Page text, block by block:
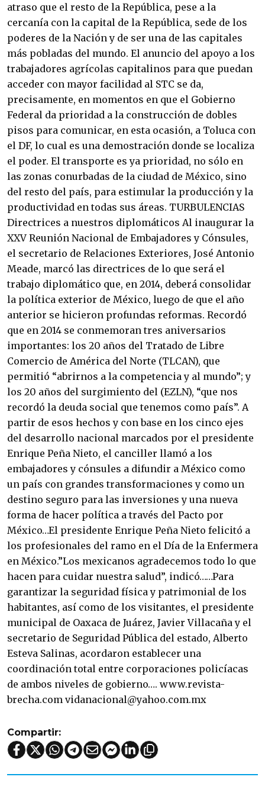
atraso que el resto de la República, pese a la
cercanía con la capital de la República, sede de los
poderes de la Nación y de ser una de las capitales
más pobladas del mundo. El anuncio del apoyo a los
trabajadores agrícolas capitalinos para que puedan
acceder con mayor facilidad al STC se da,
precisamente, en momentos en que el Gobierno
Federal da prioridad a la construcción de dobles
pisos para comunicar, en esta ocasión, a Toluca con
el DF, lo cual es una demostración donde se localiza
el poder. El transporte es ya prioridad, no sólo en
las zonas conurbadas de la ciudad de México, sino
del resto del país, para estimular la producción y la
productividad en todas sus áreas. TURBULENCIAS
Directrices a nuestros diplomáticos Al inaugurar la
XXV Reunión Nacional de Embajadores y Cónsules,
el secretario de Relaciones Exteriores, José Antonio
Meade, marcó las directrices de lo que será el
trabajo diplomático que, en 2014, deberá consolidar
la política exterior de México, luego de que el año
anterior se hicieron profundas reformas. Recordó
que en 2014 se conmemoran tres aniversarios
importantes: los 20 años del Tratado de Libre
Comercio de América del Norte (TLCAN), que
permitió “abrirnos a la competencia y al mundo”; y
los 20 años del surgimiento del (EZLN), “que nos
recordó la deuda social que tenemos como país”. A
partir de esos hechos y con base en los cinco ejes
del desarrollo nacional marcados por el presidente
Enrique Peña Nieto, el canciller llamó a los
embajadores y cónsules a difundir a México como
un país con grandes transformaciones y como un
destino seguro para las inversiones y una nueva
forma de hacer política a través del Pacto por
México…El presidente Enrique Peña Nieto felicitó a
los profesionales del ramo en el Día de la Enfermera
en México.”Los mexicanos agradecemos todo lo que
hacen para cuidar nuestra salud”, indicó……Para
garantizar la seguridad física y patrimonial de los
habitantes, así como de los visitantes, el presidente
municipal de Oaxaca de Juárez, Javier Villacaña y el
secretario de Seguridad Pública del estado, Alberto
Esteva Salinas, acordaron establecer una
coordinación total entre corporaciones policíacas
de ambos niveles de gobierno…. www.revista-
brecha.com vidanacional@yahoo.com.mx
Compartir: